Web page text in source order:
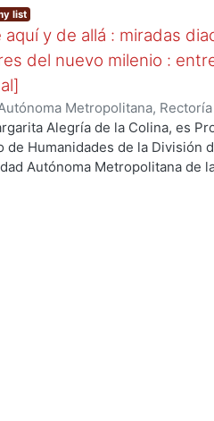
list
y de allá : miradas
del nuevo milenio :
Metropolitana,
coordinadora
Alegría de la Colina, es
de Humanidades de la División
Autónoma Metropolitana de